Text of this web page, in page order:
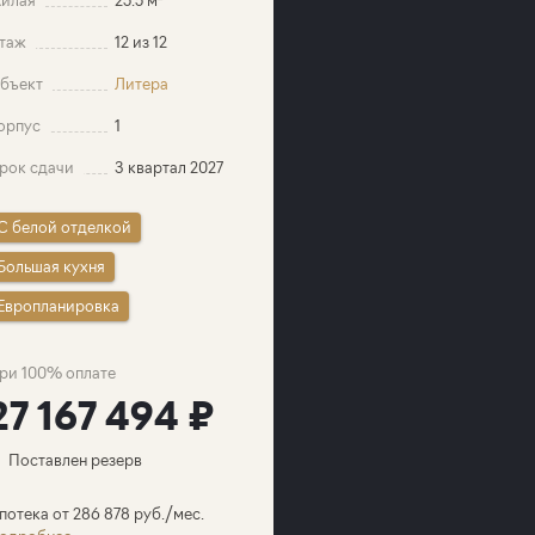
12 из 12
Литера
1
сдачи 3 квартал 2027
белой отделкой
кухня
100% оплате
167 494 ₽
Поставлен резерв
от 286 878 руб./мес.